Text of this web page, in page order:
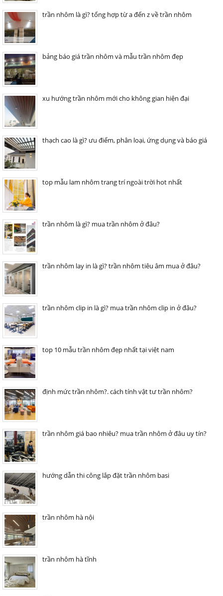
trần nhôm là gì? tổng hợp từ a đến z về trần nhôm
bảng báo giá trần nhôm và mẫu trần nhôm đẹp
xu hướng trần nhôm mới cho không gian hiện đại
thạch cao là gì? ưu điểm, phân loại, ứng dụng và báo giá
top mẫu lam nhôm trang trí ngoài trời hot nhất
trần nhôm là gì? mua trần nhôm ở đâu?
trần nhôm lay in là gì? trần nhôm tiêu âm mua ở đâu?
trần nhôm clip in là gì? mua trần nhôm clip in ở đâu?
top 10 mẫu trần nhôm đẹp nhất tại việt nam
định mức trần nhôm?. cách tính vật tư trần nhôm?
trần nhôm giá bao nhiêu? mua trần nhôm ở đâu uy tín?
hướng dẫn thi công lắp đặt trần nhôm basi
trần nhôm hà nội
trần nhôm hà tĩnh